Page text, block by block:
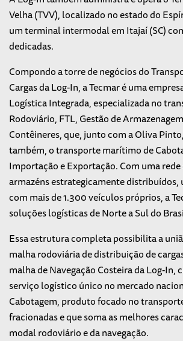
Velha (TVV), localizado no estado do
um terminal intermodal em Itajaí (SC)
dedicadas.
Compondo a torre de negócios do
Cargas da Log-In, a Tecmar é uma
Logística Integrada, especializada no
Rodoviário, FTL, Gestão de
Contêineres, que, junto com a Oliva
também, o transporte marítimo de
Importação e Exportação. Com uma rede
armazéns estrategicamente
com mais de 1.300 veículos próprios, a
soluções logísticas de Norte a Sul do
Essa estrutura completa possibilita a
malha rodoviária de distribuição de
malha de Navegação Costeira da Log-In,
serviço logístico único no mercado
Cabotagem, produto focado no
fracionadas e que soma as melhores
modal rodoviário e da navegação.